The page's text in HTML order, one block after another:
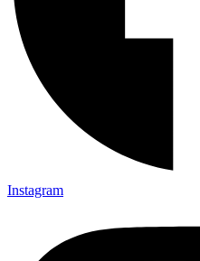
Instagram